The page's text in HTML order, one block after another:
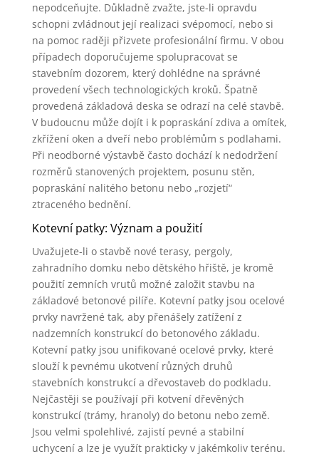
nepodceňujte. Důkladně zvažte, jste-li opravdu
schopni zvládnout její realizaci svépomocí, nebo si
na pomoc raději přizvete profesionální firmu. V obou
případech doporučujeme spolupracovat se
stavebním dozorem, který dohlédne na správné
provedení všech technologických kroků. Špatně
provedená základová deska se odrazí na celé stavbě.
V budoucnu může dojít i k popraskání zdiva a omítek,
zkřížení oken a dveří nebo problémům s podlahami.
Při neodborné výstavbě často dochází k nedodržení
rozměrů stanovených projektem, posunu stěn,
popraskání nalitého betonu nebo „rozjetí“
ztraceného bednění.
Kotevní patky: Význam a použití
Uvažujete-li o stavbě nové terasy, pergoly,
zahradního domku nebo dětského hřiště, je kromě
použití zemních vrutů možné založit stavbu na
základové betonové pilíře. Kotevní patky jsou ocelové
prvky navržené tak, aby přenášely zatížení z
nadzemních konstrukcí do betonového základu.
Kotevní patky jsou unifikované ocelové prvky, které
slouží k pevnému ukotvení různých druhů
stavebních konstrukcí a dřevostaveb do podkladu.
Nejčastěji se používají při kotvení dřevěných
konstrukcí (trámy, hranoly) do betonu nebo země.
Jsou velmi spolehlivé, zajistí pevné a stabilní
uchycení a lze je využít prakticky v jakémkoliv terénu.